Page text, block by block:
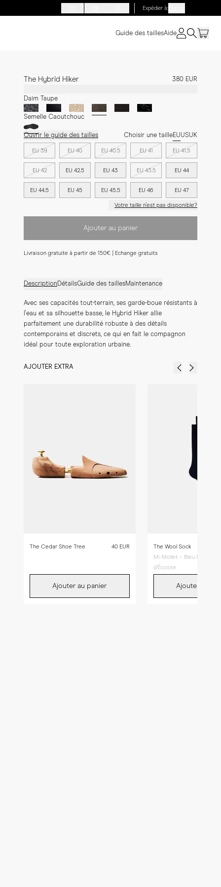
Expédier à:France
Guide des taillesAide
The Hybrid Hiker 380 EUR
Daim Taupe
Semelle Caoutchouc
Ouvrir le guide des tailles Choisir une tailleEUUSUK
EU 39 EU 40 EU 40.5 EU 41 EU 41.5
EU 42 EU 42.5 EU 43 EU 43.5 EU 44
EU 44.5 EU 45 EU 45.5 EU 46 EU 47
Votre taille n'est pas disponible?
Ajouter au panier
Livraison gratuite à partir de 150€ | Echange gratuits
DescriptionDétailsGuide des taillesMaintenance
Avec ses capacités tout-terrain, ses garde-boue résistants à
l'eau et sa silhouette basse, le Hybrid Hiker allie
parfaitement une durabilité robuste à des détails
contemporains et discrets, ce qui en fait le compagnon
idéal pour toute exploration urbaine.
AJOUTER EXTRA
The Cedar Shoe Tree 40 EUR
Ajouter au panier
The Wool Sock
Mi-Mollet – Bleu Marine Fil
d'Écosse
Ajouter au